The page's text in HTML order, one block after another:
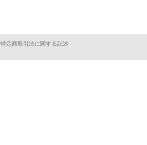
特定商取引法に関する記述